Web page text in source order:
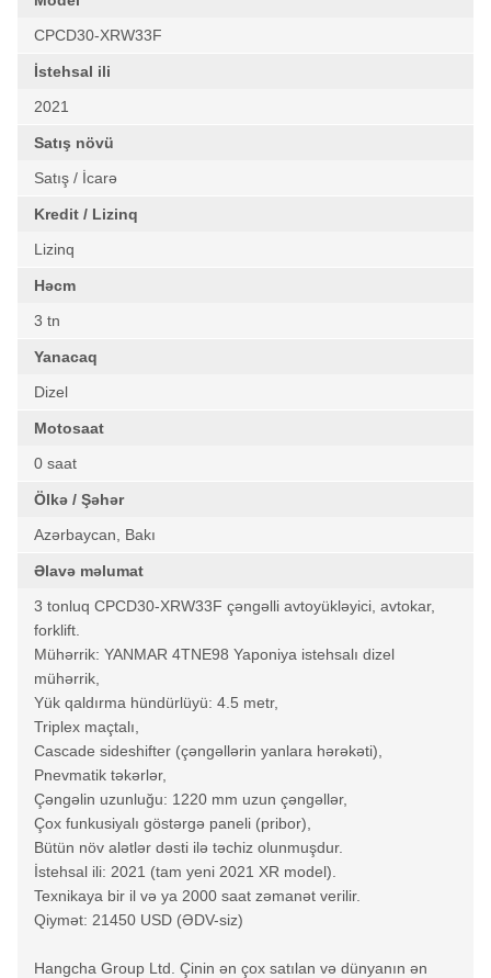
CPCD30-XRW33F
İstehsal ili
2021
Satış növü
Satış / İcarə
Kredit / Lizinq
Lizinq
Həcm
3 tn
Yanacaq
Dizel
Motosaat
0 saat
Ölkə / Şəhər
Azərbaycan, Bakı
Əlavə məlumat
3 tonluq CPCD30-XRW33F çəngəlli avtoyükləyici, avtokar,
forklift.
Mühərrik: YANMAR 4TNE98 Yaponiya istehsalı dizel
mühərrik,
Yük qaldırma hündürlüyü: 4.5 metr,
Triplex maçtalı,
Cascade sideshifter (çəngəllərin yanlara hərəkəti),
Pnevmatik təkərlər,
Çəngəlin uzunluğu: 1220 mm uzun çəngəllər,
Çox funkusiyalı göstərgə paneli (pribor),
Bütün növ alətlər dəsti ilə təchiz olunmuşdur.
İstehsal ili: 2021 (tam yeni 2021 XR model).
Texnikaya bir il və ya 2000 saat zəmanət verilir.
Qiymət: 21450 USD (ƏDV-siz)
Hangcha Group Ltd. Çinin ən çox satılan və dünyanın ən